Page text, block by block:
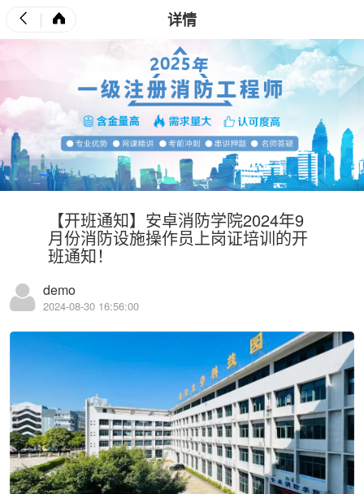
详情
【开班通知】安卓消防学院2024年9
月份消防设施操作员上岗证培训的开
班通知！
demo
2024-08-30 16:56:00